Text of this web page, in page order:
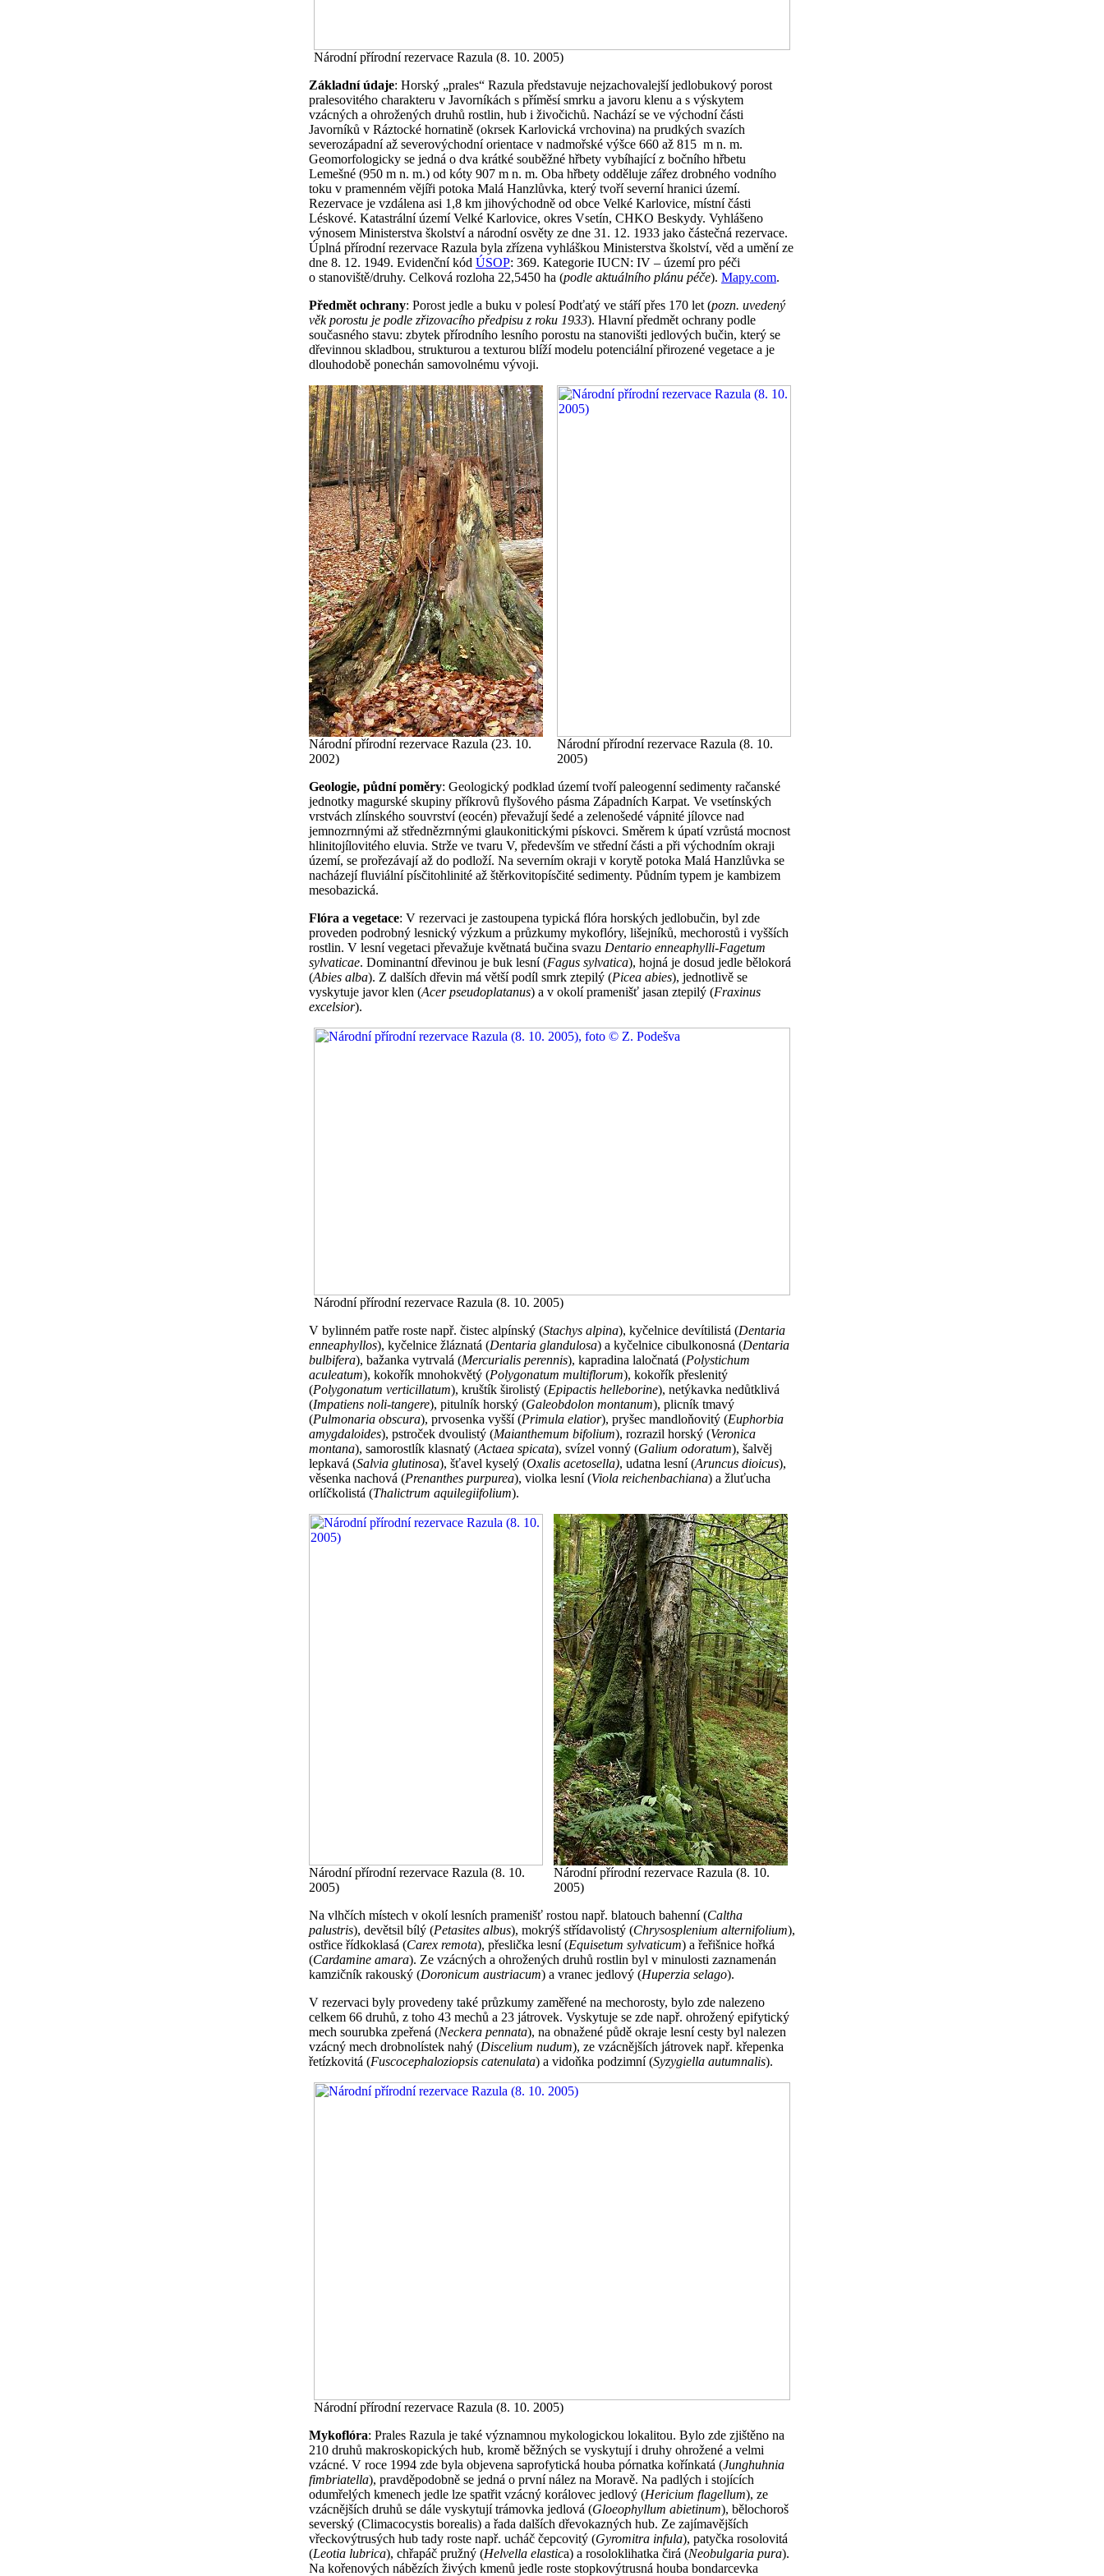
Národní přírodní rezervace Razula (8. 10. 2005)
Základní údaje: Horský „prales“ Razula představuje nejzachovalejší jedlobukový porost
pralesovitého charakteru v Javorníkách s příměsí smrku a javoru klenu a s výskytem
vzácných a ohrožených druhů rostlin, hub i živočichů. Nachází se ve východní části
Javorníků v Ráztocké hornatině (okrsek Karlovická vrchovina) na prudkých svazích
severozápadní až severovýchodní orientace v nadmořské výšce 660 až 815 m n. m.
Geomorfologicky se jedná o dva krátké souběžné hřbety vybíhající z bočního hřbetu
Lemešné (950 m n. m.) od kóty 907 m n. m. Oba hřbety odděluje zářez drobného vodního
toku v pramenném vějíři potoka Malá Hanzlůvka, který tvoří severní hranici území.
Rezervace je vzdálena asi 1,8 km jihovýchodně od obce Velké Karlovice, místní části
Léskové. Katastrální území Velké Karlovice, okres Vsetín, CHKO Beskydy. Vyhlášeno
výnosem Ministerstva školství a národní osvěty ze dne 31. 12. 1933 jako částečná rezervace.
Úplná přírodní rezervace Razula byla zřízena vyhláškou Ministerstva školství, věd a umění ze
dne 8. 12. 1949. Evidenční kód ÚSOP: 369. Kategorie IUCN: IV – území pro péči
o stanoviště/druhy. Celková rozloha 22,5450 ha (podle aktuálního plánu péče). Mapy.com.
Předmět ochrany: Porost jedle a buku v polesí Podťatý ve stáří přes 170 let (pozn. uvedený
věk porostu je podle zřizovacího předpisu z roku 1933). Hlavní předmět ochrany podle
současného stavu: zbytek přírodního lesního porostu na stanovišti jedlových bučin, který se
dřevinnou skladbou, strukturou a texturou blíží modelu potenciální přirozené vegetace a je
dlouhodobě ponechán samovolnému vývoji.
Národní přírodní rezervace Razula (23. 10.
2002)
Národní přírodní rezervace Razula (8. 10.
2005)
Geologie, půdní poměry: Geologický podklad území tvoří paleogenní sedimenty račanské
jednotky magurské skupiny příkrovů flyšového pásma Západních Karpat. Ve vsetínských
vrstvách zlínského souvrství (eocén) převažují šedé a zelenošedé vápnité jílovce nad
jemnozrnnými až střednězrnnými glaukonitickými pískovci. Směrem k úpatí vzrůstá mocnost
hlinitojílovitého eluvia. Strže ve tvaru V, především ve střední části a při východním okraji
území, se prořezávají až do podloží. Na severním okraji v korytě potoka Malá Hanzlůvka se
nacházejí fluviální písčitohlinité až štěrkovitopísčité sedimenty. Půdním typem je kambizem
mesobazická.
Flóra a vegetace: V rezervaci je zastoupena typická flóra horských jedlobučin, byl zde
proveden podrobný lesnický výzkum a průzkumy mykoflóry, lišejníků, mechorostů i vyšších
rostlin. V lesní vegetaci převažuje květnatá bučina svazu Dentario enneaphylli-Fagetum
sylvaticae. Dominantní dřevinou je buk lesní (Fagus sylvatica), hojná je dosud jedle bělokorá
(Abies alba). Z dalších dřevin má větší podíl smrk ztepilý (Picea abies), jednotlivě se
vyskytuje javor klen (Acer pseudoplatanus) a v okolí pramenišť jasan ztepilý (Fraxinus
excelsior).
Národní přírodní rezervace Razula (8. 10. 2005)
V bylinném patře roste např. čistec alpínský (Stachys alpina), kyčelnice devítilistá (Dentaria
enneaphyllos), kyčelnice žláznatá (Dentaria glandulosa) a kyčelnice cibulkonosná (Dentaria
bulbifera), bažanka vytrvalá (Mercurialis perennis), kapradina laločnatá (Polystichum
aculeatum), kokořík mnohokvětý (Polygonatum multiflorum), kokořík přeslenitý
(Polygonatum verticillatum), kruštík širolistý (Epipactis helleborine), netýkavka nedůtklivá
(Impatiens noli-tangere), pitulník horský (Galeobdolon montanum), plicník tmavý
(Pulmonaria obscura), prvosenka vyšší (Primula elatior), pryšec mandloňovitý (Euphorbia
amygdaloides), pstroček dvoulistý (Maianthemum bifolium), rozrazil horský (Veronica
montana), samorostlík klasnatý (Actaea spicata), svízel vonný (Galium odoratum), šalvěj
lepkavá (Salvia glutinosa), šťavel kyselý (Oxalis acetosella), udatna lesní (Aruncus dioicus),
věsenka nachová (Prenanthes purpurea), violka lesní (Viola reichenbachiana) a žluťucha
orlíčkolistá (Thalictrum aquilegiifolium).
Národní přírodní rezervace Razula (8. 10.
2005)
Národní přírodní rezervace Razula (8. 10.
2005)
Na vlhčích místech v okolí lesních pramenišť rostou např. blatouch bahenní (Caltha
palustris), devětsil bílý (Petasites albus), mokrýš střídavolistý (Chrysosplenium alternifolium),
ostřice řídkoklasá (Carex remota), přeslička lesní (Equisetum sylvaticum) a řeřišnice hořká
(Cardamine amara). Ze vzácných a ohrožených druhů rostlin byl v minulosti zaznamenán
kamzičník rakouský (Doronicum austriacum) a vranec jedlový (Huperzia selago).
V rezervaci byly provedeny také průzkumy zaměřené na mechorosty, bylo zde nalezeno
celkem 66 druhů, z toho 43 mechů a 23 játrovek. Vyskytuje se zde např. ohrožený epifytický
mech sourubka zpeřená (Neckera pennata), na obnažené půdě okraje lesní cesty byl nalezen
vzácný mech drobnolístek nahý (Discelium nudum), ze vzácnějších játrovek např. křepenka
řetízkovitá (Fuscocephaloziopsis catenulata) a vidoňka podzimní (Syzygiella autumnalis).
Národní přírodní rezervace Razula (8. 10. 2005)
Mykoflóra: Prales Razula je také významnou mykologickou lokalitou. Bylo zde zjištěno na
210 druhů makroskopických hub, kromě běžných se vyskytují i druhy ohrožené a velmi
vzácné. V roce 1994 zde byla objevena saprofytická houba pórnatka kořínkatá (Junghuhnia
fimbriatella), pravděpodobně se jedná o první nález na Moravě. Na padlých i stojících
odumřelých kmenech jedle lze spatřit vzácný korálovec jedlový (Hericium flagellum), ze
vzácnějších druhů se dále vyskytují trámovka jedlová (Gloeophyllum abietinum), bělochoroš
severský (Climacocystis borealis) a řada dalších dřevokazných hub. Ze zajímavějších
vřeckovýtrusých hub tady roste např. ucháč čepcovitý (Gyromitra infula), patyčka rosolovitá
(Leotia lubrica), chřapáč pružný (Helvella elastica) a rosoloklihatka čirá (Neobulgaria pura).
Na kořenových nábězích živých kmenů jedle roste stopkovýtrusná houba bondarcevka